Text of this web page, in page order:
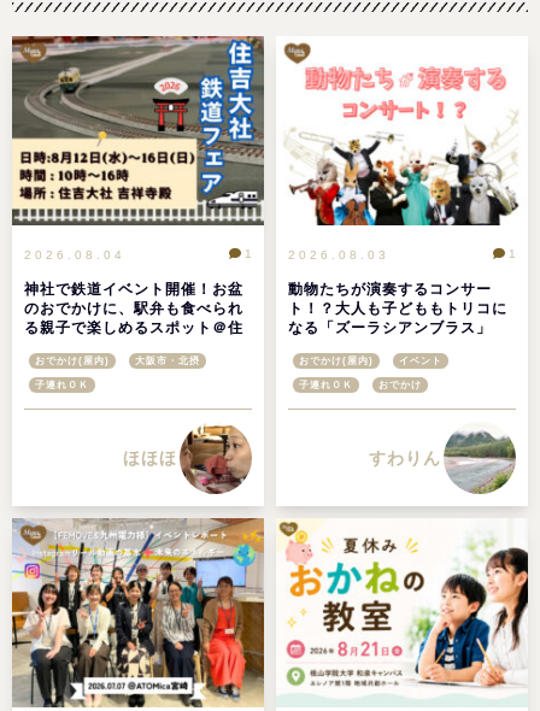
2026.08.04
神社で鉄道イベント開催！お盆
のおでかけに、駅弁も食べられ
る親子で楽しめるスポット＠住
1
おでかけ(屋内) 大阪市・北摂
子連れＯＫ
ほほほ
2026.08.03
動物たちが演奏するコンサー
ト！？大人も子どももトリコに
なる「ズーラシアンブラス」
1
おでかけ(屋内) イベント
子連れＯＫ おでかけ
すわりん